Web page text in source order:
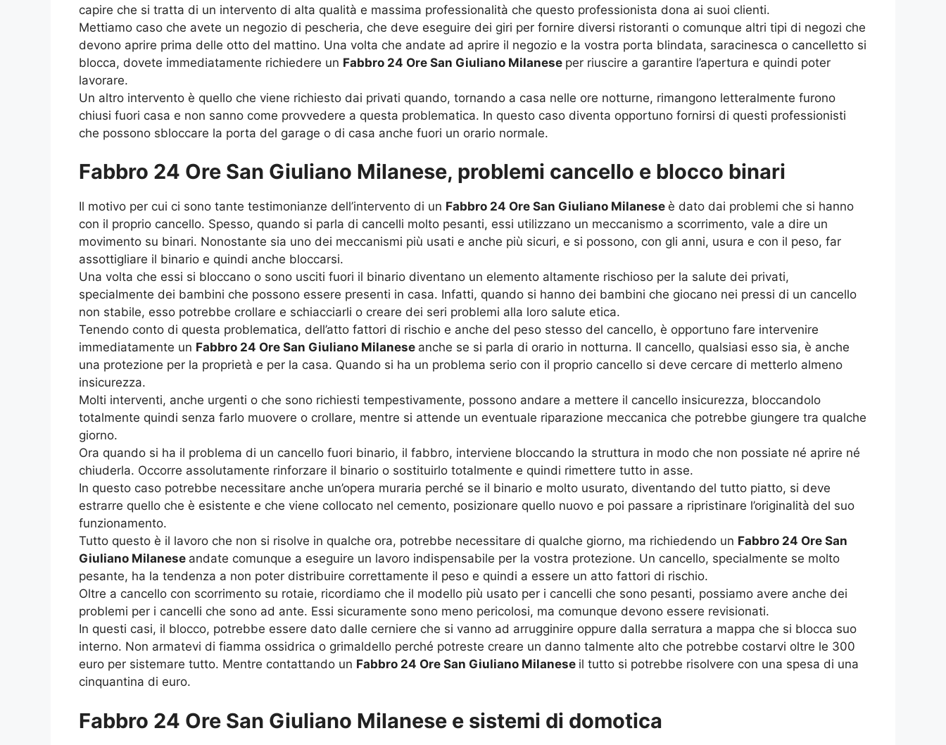
capire che si tratta di un intervento di alta qualità e massima professionalità che questo professionista dona ai suoi clienti.
Mettiamo caso che avete un negozio di pescheria, che deve eseguire dei giri per fornire diversi ristoranti o comunque altri tipi di negozi che
devono aprire prima delle otto del mattino. Una volta che andate ad aprire il negozio e la vostra porta blindata, saracinesca o cancelletto si
blocca, dovete immediatamente richiedere un Fabbro 24 Ore San Giuliano Milanese per riuscire a garantire l’apertura e quindi poter
lavorare.
Un altro intervento è quello che viene richiesto dai privati quando, tornando a casa nelle ore notturne, rimangono letteralmente furono
chiusi fuori casa e non sanno come provvedere a questa problematica. In questo caso diventa opportuno fornirsi di questi professionisti
che possono sbloccare la porta del garage o di casa anche fuori un orario normale.
Fabbro 24 Ore San Giuliano Milanese, problemi cancello e blocco binari
Il motivo per cui ci sono tante testimonianze dell’intervento di un Fabbro 24 Ore San Giuliano Milanese è dato dai problemi che si hanno
con il proprio cancello. Spesso, quando si parla di cancelli molto pesanti, essi utilizzano un meccanismo a scorrimento, vale a dire un
movimento su binari. Nonostante sia uno dei meccanismi più usati e anche più sicuri, e si possono, con gli anni, usura e con il peso, far
assottigliare il binario e quindi anche bloccarsi.
Una volta che essi si bloccano o sono usciti fuori il binario diventano un elemento altamente rischioso per la salute dei privati,
specialmente dei bambini che possono essere presenti in casa. Infatti, quando si hanno dei bambini che giocano nei pressi di un cancello
non stabile, esso potrebbe crollare e schiacciarli o creare dei seri problemi alla loro salute etica.
Tenendo conto di questa problematica, dell’atto fattori di rischio e anche del peso stesso del cancello, è opportuno fare intervenire
immediatamente un Fabbro 24 Ore San Giuliano Milanese anche se si parla di orario in notturna. Il cancello, qualsiasi esso sia, è anche
una protezione per la proprietà e per la casa. Quando si ha un problema serio con il proprio cancello si deve cercare di metterlo almeno
insicurezza.
Molti interventi, anche urgenti o che sono richiesti tempestivamente, possono andare a mettere il cancello insicurezza, bloccandolo
totalmente quindi senza farlo muovere o crollare, mentre si attende un eventuale riparazione meccanica che potrebbe giungere tra qualche
giorno.
Ora quando si ha il problema di un cancello fuori binario, il fabbro, interviene bloccando la struttura in modo che non possiate né aprire né
chiuderla. Occorre assolutamente rinforzare il binario o sostituirlo totalmente e quindi rimettere tutto in asse.
In questo caso potrebbe necessitare anche un’opera muraria perché se il binario e molto usurato, diventando del tutto piatto, si deve
estrarre quello che è esistente e che viene collocato nel cemento, posizionare quello nuovo e poi passare a ripristinare l’originalità del suo
funzionamento.
Tutto questo è il lavoro che non si risolve in qualche ora, potrebbe necessitare di qualche giorno, ma richiedendo un Fabbro 24 Ore San
Giuliano Milanese andate comunque a eseguire un lavoro indispensabile per la vostra protezione. Un cancello, specialmente se molto
pesante, ha la tendenza a non poter distribuire correttamente il peso e quindi a essere un atto fattori di rischio.
Oltre a cancello con scorrimento su rotaie, ricordiamo che il modello più usato per i cancelli che sono pesanti, possiamo avere anche dei
problemi per i cancelli che sono ad ante. Essi sicuramente sono meno pericolosi, ma comunque devono essere revisionati.
In questi casi, il blocco, potrebbe essere dato dalle cerniere che si vanno ad arrugginire oppure dalla serratura a mappa che si blocca suo
interno. Non armatevi di fiamma ossidrica o grimaldello perché potreste creare un danno talmente alto che potrebbe costarvi oltre le 300
euro per sistemare tutto. Mentre contattando un Fabbro 24 Ore San Giuliano Milanese il tutto si potrebbe risolvere con una spesa di una
cinquantina di euro.
Fabbro 24 Ore San Giuliano Milanese e sistemi di domotica